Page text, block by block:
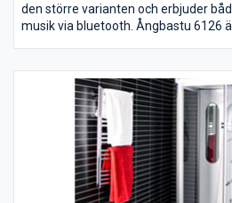
den större varianten och erbjuder
musik via bluetooth. Ångbastu 6126
display med touch-knappar, LED-
LED-väggbelysning, doftbehållare,
tonat säkerhetsglas och löstagbar